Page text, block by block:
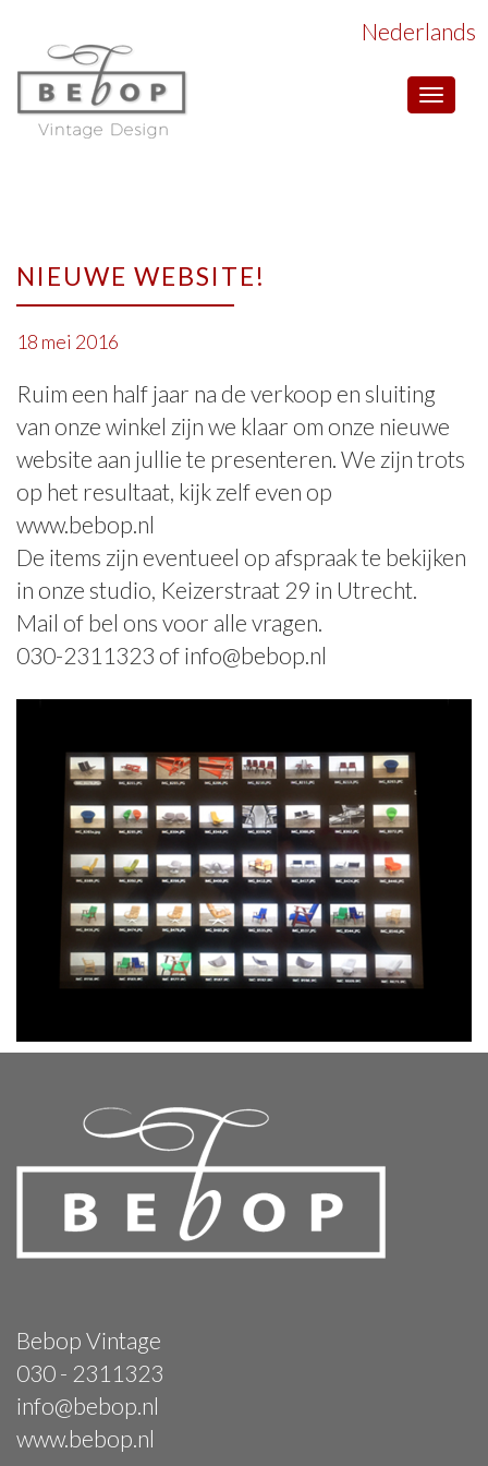
Toggle
Nederlands
NIEUWE WEBSITE!
18 mei 2016
Ruim een half jaar na de verkoop en sluiting
van onze winkel zijn we klaar om onze nieuwe
website aan jullie te presenteren. We zijn trots
op het resultaat, kijk zelf even op
www.bebop.nl
De items zijn eventueel op afspraak te bekijken
in onze studio, Keizerstraat 29 in Utrecht.
Mail of bel ons voor alle vragen.
030-2311323 of info@bebop.nl
Bebop Vintage
030 - 2311323
info@bebop.nl
www.bebop.nl